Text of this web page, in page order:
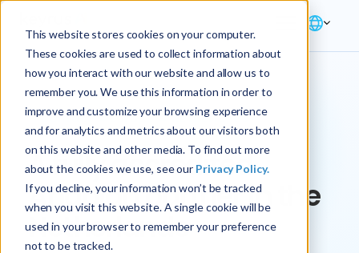
This website stores cookies on your computer.
These cookies are used to collect information about
how you interact with our website and allow us to
remember you. We use this information in order to
improve and customize your browsing experience
and for analytics and metrics about our visitors both
on this website and other media. To find out more
about the cookies we use, see our Privacy Policy.
If you decline, your information won’t be tracked
when you visit this website. A single cookie will be
used in your browser to remember your preference
not to be tracked.
Contact → Europe → Netherlands
A fully accredited
Anaplan partner in the
Netherlands